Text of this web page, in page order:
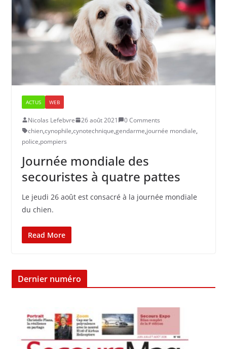
ACTUS WEB
Nicolas Lefebvre 26 août 2021
0 Comments
chien,cynophile,cynotechnique,gendarme,journée mondiale,
police,pompiers
Journée mondiale des
secouristes à quatre pattes
Le jeudi 26 août est consacré à la journée mondiale
du chien.
Read More
Dernier numéro